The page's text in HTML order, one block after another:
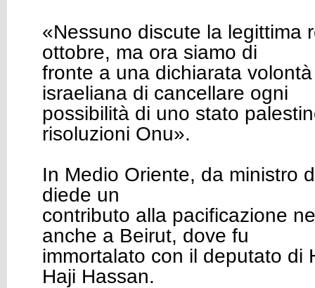
«Nessuno discute la legittima
ottobre, ma ora siamo di
fronte a una dichiarata
israeliana di cancellare ogni
possibilità di uno stato
risoluzioni Onu».
In Medio Oriente, da ministro
diede un
contributo alla pacificazione
anche a Beirut, dove fu
immortalato con il deputato di
Haji Hassan.